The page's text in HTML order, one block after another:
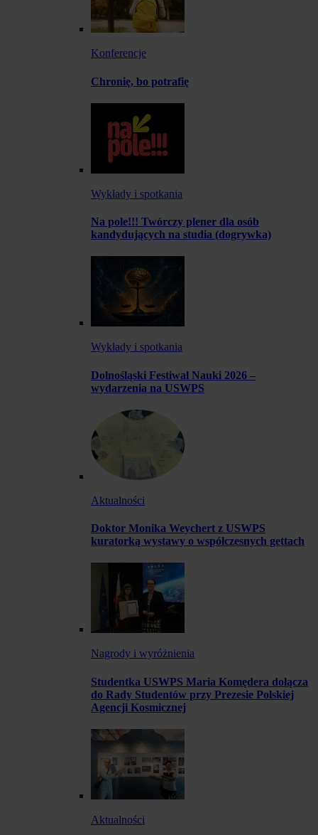
Konferencje
Chronię, bo potrafię
Wykłady i spotkania
Na pole!!! Twórczy plener dla osób
kandydujących na studia (dogrywka)
Wykłady i spotkania
Dolnośląski Festiwal Nauki 2026 –
wydarzenia na USWPS
Aktualności
Doktor Monika Weychert z USWPS
kuratorką wystawy o współczesnych gettach
Nagrody i wyróżnienia
Studentka USWPS Maria Komędera dołącza
do Rady Studentów przy Prezesie Polskiej
Agencji Kosmicznej
Aktualności